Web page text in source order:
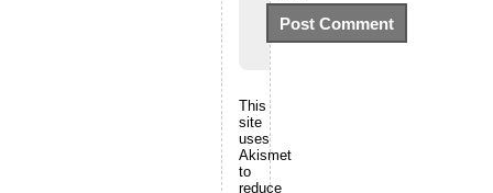
This
site
uses
Akismet
to
reduce